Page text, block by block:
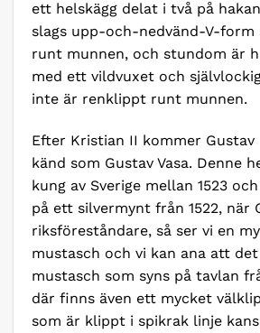
ett helskägg delat i två på
slags upp-och-nedvänd-V-
runt munnen, och stundom är
med ett vildvuxet och
inte är renklippt runt munnen.
Efter Kristian II kommer Gustav
känd som Gustav Vasa. Denne
kung av Sverige mellan 1523
på ett silvermynt från 1522, när
riksföreståndare, så ser vi en
mustasch och vi kan ana att
mustasch som syns på tavlan
där finns även ett mycket
som är klippt i spikrak linje